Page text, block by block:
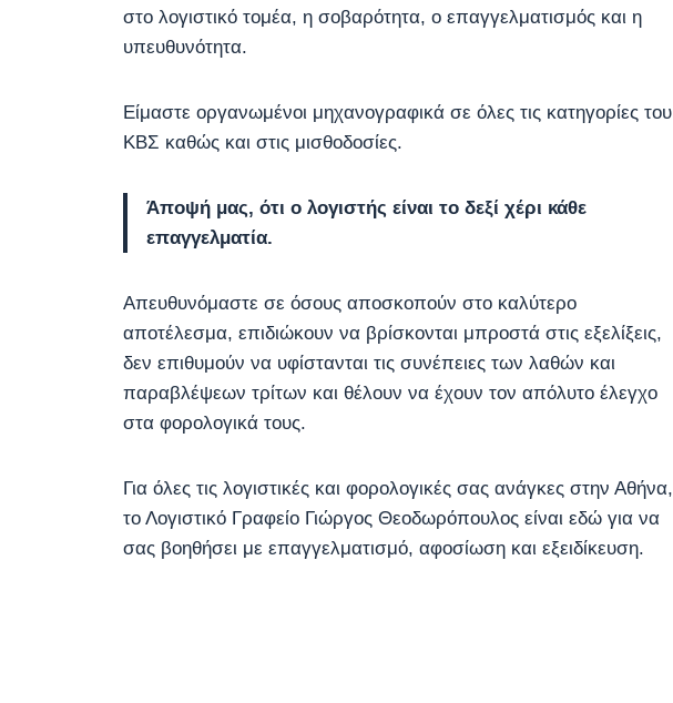
στο λογιστικό τομέα, η σοβαρότητα, ο επαγγελματισμός και η
υπευθυνότητα.
Είμαστε οργανωμένοι μηχανογραφικά σε όλες τις κατηγορίες του
ΚΒΣ καθώς και στις μισθοδοσίες.
Άποψή μας, ότι ο λογιστής είναι το δεξί χέρι κάθε
επαγγελματία.
Απευθυνόμαστε σε όσους αποσκοπούν στο καλύτερο
αποτέλεσμα, επιδιώκουν να βρίσκονται μπροστά στις εξελίξεις,
δεν επιθυμούν να υφίστανται τις συνέπειες των λαθών και
παραβλέψεων τρίτων και θέλουν να έχουν τον απόλυτο έλεγχο
στα φορολογικά τους.
Για όλες τις λογιστικές και φορολογικές σας ανάγκες στην Αθήνα,
το Λογιστικό Γραφείο Γιώργος Θεοδωρόπουλος είναι εδώ για να
σας βοηθήσει με επαγγελματισμό, αφοσίωση και εξειδίκευση.